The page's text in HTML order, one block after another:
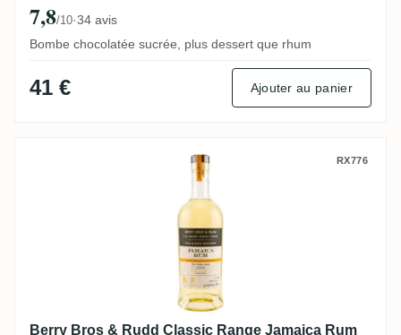
7,8/10·34 avis
Bombe chocolatée sucrée, plus dessert que rhum
41 € Ajouter au panier
Berry Bros & Rudd Classic Range RX776
Berry Bros & Rudd Classic Range Jamaica Rum